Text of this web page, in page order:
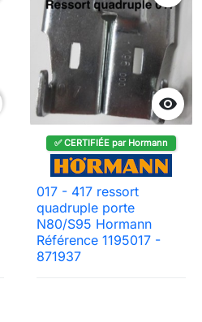

✅ CERTIFIÉE par Hormann
017 - 417 ressort
quadruple porte
N80/S95 Hormann
Référence 1195017 -
871937